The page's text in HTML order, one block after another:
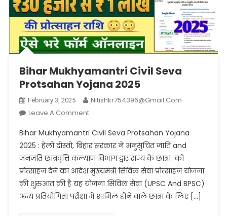
Bihar Mukhyamantri Civil Seva
Protsahan Yojana 2025
February 3, 2025
Nitishkr754396@gmail.com
Leave A CommentOn
Mukhyamantri
Civil
Seva
Protsahan
Yojana
2025
Bihar Mukhyamantri Civil Seva Protsahan Yojana
2025 : हेलो दोस्तो, बिहार सरकार ने अनुसुचित जाति and
जनजति छात्रवृत्ति कल्याण विभाग द्वार राज्य के छात्रा को
प्रोत्साहन देने का आदेश मुख्यमंत्री सिविल सेवा प्रोत्साहन योजना
की शुरुआत की है यह योजना सिविल सेवा (UPSC And BPSC)
अन्य प्रतियोगिता परीक्षा में शामिल होने वाले छात्रा के लिए […]